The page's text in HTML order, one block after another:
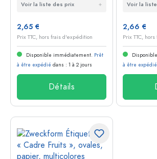
argenté
Voir la liste des prix
2,65 €
Prix TTC, hors frais d'expédition
Disponible immédiatement. Prêt
à être expédié dans : 1 à 2 jours
Détails
Voir la
2,66 €
Prix TTC,
à être expédié